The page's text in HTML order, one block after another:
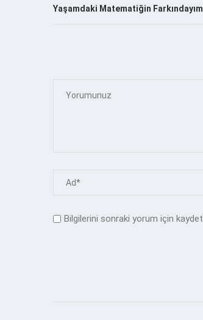
Yaşamdaki Matematiğin Farkındayım
Bilgilerini sonraki yorum için